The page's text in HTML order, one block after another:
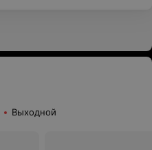
Выходной